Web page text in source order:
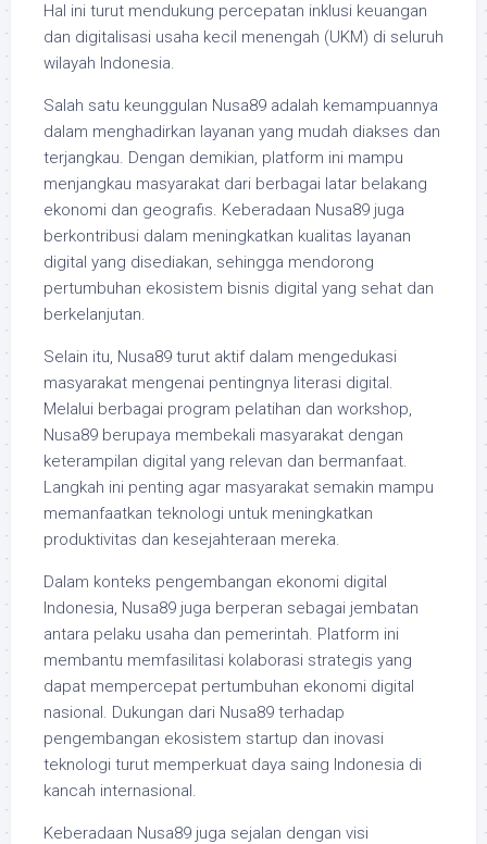
Hal ini turut mendukung percepatan inklusi keuangan
dan digitalisasi usaha kecil menengah (UKM) di seluruh
wilayah Indonesia.
Salah satu keunggulan Nusa89 adalah kemampuannya
dalam menghadirkan layanan yang mudah diakses dan
terjangkau. Dengan demikian, platform ini mampu
menjangkau masyarakat dari berbagai latar belakang
ekonomi dan geografis. Keberadaan Nusa89 juga
berkontribusi dalam meningkatkan kualitas layanan
digital yang disediakan, sehingga mendorong
pertumbuhan ekosistem bisnis digital yang sehat dan
berkelanjutan.
Selain itu, Nusa89 turut aktif dalam mengedukasi
masyarakat mengenai pentingnya literasi digital.
Melalui berbagai program pelatihan dan workshop,
Nusa89 berupaya membekali masyarakat dengan
keterampilan digital yang relevan dan bermanfaat.
Langkah ini penting agar masyarakat semakin mampu
memanfaatkan teknologi untuk meningkatkan
produktivitas dan kesejahteraan mereka.
Dalam konteks pengembangan ekonomi digital
Indonesia, Nusa89 juga berperan sebagai jembatan
antara pelaku usaha dan pemerintah. Platform ini
membantu memfasilitasi kolaborasi strategis yang
dapat mempercepat pertumbuhan ekonomi digital
nasional. Dukungan dari Nusa89 terhadap
pengembangan ekosistem startup dan inovasi
teknologi turut memperkuat daya saing Indonesia di
kancah internasional.
Keberadaan Nusa89 juga sejalan dengan visi